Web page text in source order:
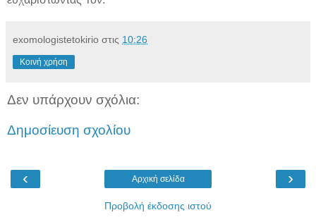
exomologistetokirio στις 10:26
Κοινή χρήση
Δεν υπάρχουν σχόλια:
Δημοσίευση σχολίου
‹ ›
Αρχική σελίδα
Προβολή έκδοσης ιστού